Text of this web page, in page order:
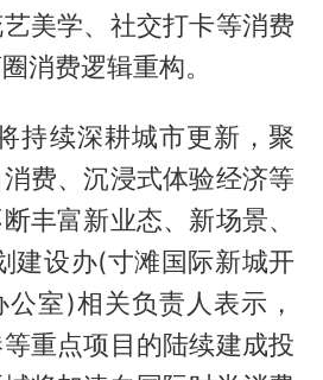
美学、社交打卡等消费
消费逻辑重构。
持续深耕城市更新，聚
费、沉浸式体验经济等
丰富新业态、新场景、
建设办(寸滩国际新城开
室)相关负责人表示，
重点项目的陆续建成投